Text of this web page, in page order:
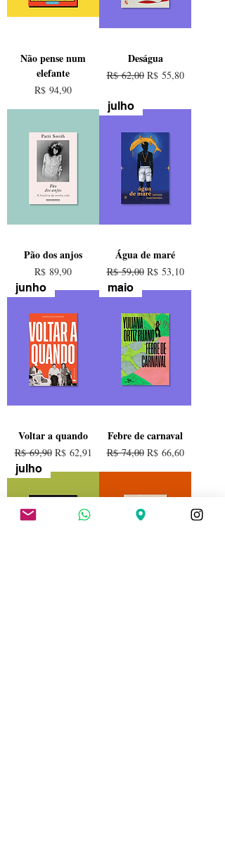
Não pense num
elefante
Preço
R$ 94,90
Deságua
Preço normal
R$ 62,00 Preço promocional
R$ 55,80
Pão dos anjos
Preço
R$ 89,90
julho
Água de maré
Preço normal
R$ 59,00 Preço promocional
R$ 53,10
junho
Voltar a quando
Preço normal
R$ 69,90 Preço promocional
R$ 62,91
maio
Febre de carnaval
Preço normal
R$ 74,00 Preço promocional
R$ 66,60
julho